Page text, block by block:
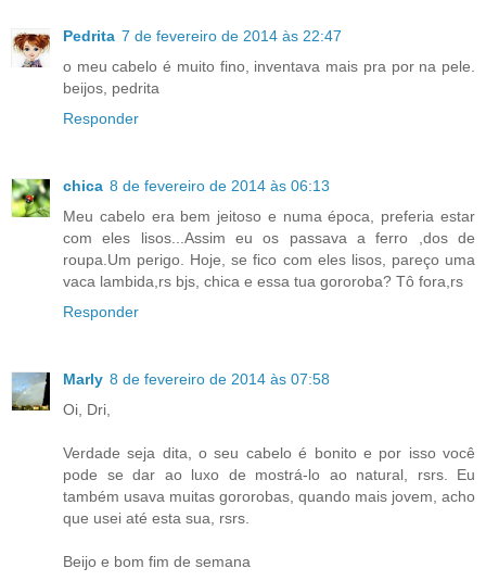
Pedrita 7 de fevereiro de 2014 às 22:47
o meu cabelo é muito fino, inventava mais pra por na pele.
beijos, pedrita
Responder
chica 8 de fevereiro de 2014 às 06:13
Meu cabelo era bem jeitoso e numa época, preferia estar
com eles lisos...Assim eu os passava a ferro ,dos de
roupa.Um perigo. Hoje, se fico com eles lisos, pareço uma
vaca lambida,rs bjs, chica e essa tua gororoba? Tô fora,rs
Responder
Marly 8 de fevereiro de 2014 às 07:58
Oi, Dri,
Verdade seja dita, o seu cabelo é bonito e por isso você
pode se dar ao luxo de mostrá-lo ao natural, rsrs. Eu
também usava muitas gororobas, quando mais jovem, acho
que usei até esta sua, rsrs.
Beijo e bom fim de semana